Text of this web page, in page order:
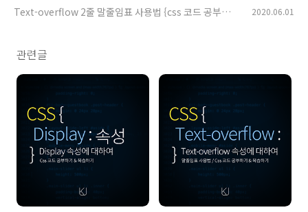
Text-overflow 2줄 말줄임표 사용법 {css 코드 공부하
2020.06.01
관련글